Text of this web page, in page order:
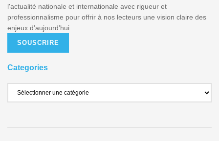
l'actualité nationale et internationale avec rigueur et
professionnalisme pour offrir à nos lecteurs une vision claire des
enjeux d’aujourd’hui.
SOUSCRIRE
Categories